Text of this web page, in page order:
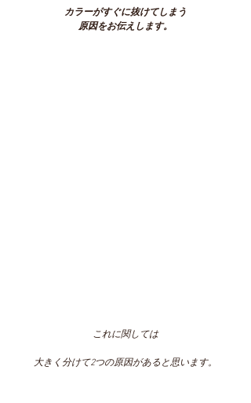
カラーがすぐに抜けてしまう
原因をお伝えします。
これに関しては
大きく分けて2つの原因があると思います。